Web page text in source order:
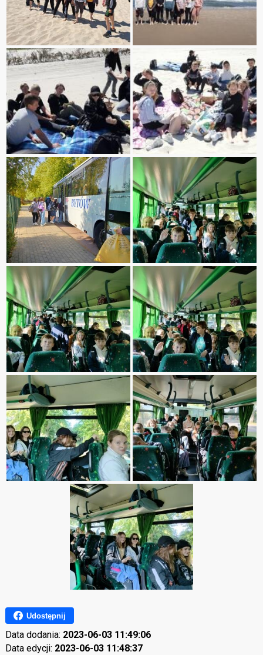
Udostępnij
Data dodania: 2023-06-03 11:49:06
Data edycji: 2023-06-03 11:48:37